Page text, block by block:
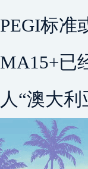
PEGI标准
MA15+已
人“澳大